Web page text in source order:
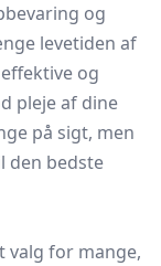
og
levetiden af
og
pleje af dine
på sigt, men
den bedste
for mange,